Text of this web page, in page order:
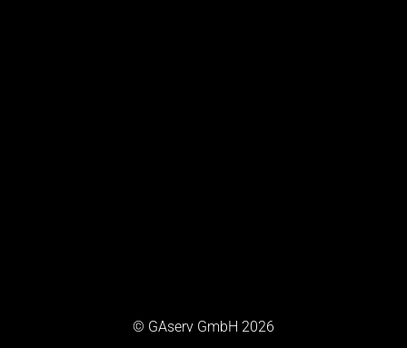
© GAserv GmbH 2026